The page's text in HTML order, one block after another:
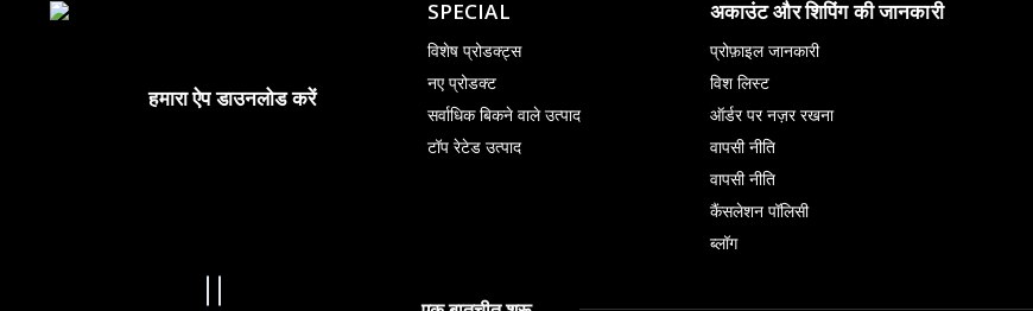
हमारा ऐप डाउनलोड करें
SPECIAL
विशेष प्रोडक्ट्स
नए प्रोडक्ट
सर्वाधिक बिकने वाले उत्पाद
टॉप रेटेड उत्पाद
अकाउंट और शिपिंग की जानकारी
प्रोफ़ाइल जानकारी
विश लिस्ट
ऑर्डर पर नज़र रखना
वापसी नीति
वापसी नीति
कैंसलेशन पॉलिसी
ब्लॉग